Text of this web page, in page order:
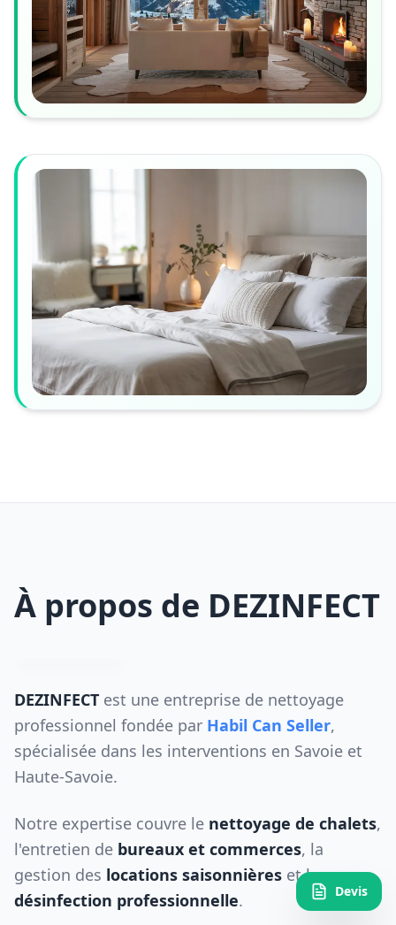
À propos de DEZINFECT
DEZINFECT est une entreprise de nettoyage
professionnel fondée par Habil Can Seller,
spécialisée dans les interventions en Savoie et
Haute-Savoie.
Notre expertise couvre le nettoyage de chalets,
l'entretien de bureaux et commerces, la
gestion des locations saisonnières et la
désinfection professionnelle. Devis